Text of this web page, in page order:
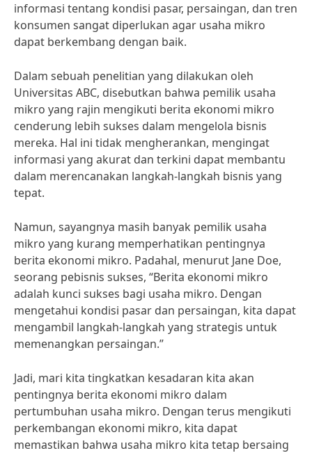
informasi tentang kondisi pasar, persaingan, dan tren
konsumen sangat diperlukan agar usaha mikro
dapat berkembang dengan baik.
Dalam sebuah penelitian yang dilakukan oleh
Universitas ABC, disebutkan bahwa pemilik usaha
mikro yang rajin mengikuti berita ekonomi mikro
cenderung lebih sukses dalam mengelola bisnis
mereka. Hal ini tidak mengherankan, mengingat
informasi yang akurat dan terkini dapat membantu
dalam merencanakan langkah-langkah bisnis yang
tepat.
Namun, sayangnya masih banyak pemilik usaha
mikro yang kurang memperhatikan pentingnya
berita ekonomi mikro. Padahal, menurut Jane Doe,
seorang pebisnis sukses, “Berita ekonomi mikro
adalah kunci sukses bagi usaha mikro. Dengan
mengetahui kondisi pasar dan persaingan, kita dapat
mengambil langkah-langkah yang strategis untuk
memenangkan persaingan.”
Jadi, mari kita tingkatkan kesadaran kita akan
pentingnya berita ekonomi mikro dalam
pertumbuhan usaha mikro. Dengan terus mengikuti
perkembangan ekonomi mikro, kita dapat
memastikan bahwa usaha mikro kita tetap bersaing